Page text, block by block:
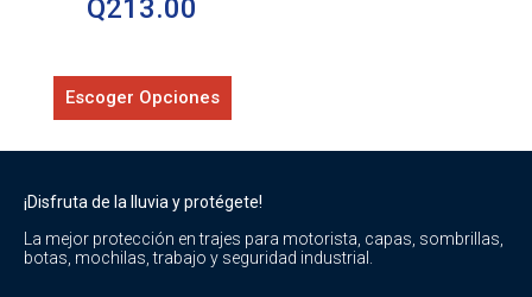
Q213.00
Escoger Opciones
¡Disfruta de la lluvia y protégete!
La mejor protección en trajes para motorista, capas, sombrillas,
botas, mochilas, trabajo y seguridad industrial.